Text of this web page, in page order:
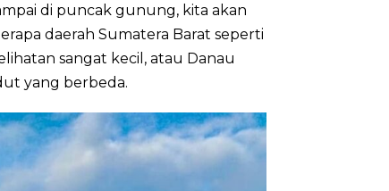
di puncak gunung, kita akan
daerah Sumatera Barat seperti
sangat kecil, atau Danau
yang berbeda.